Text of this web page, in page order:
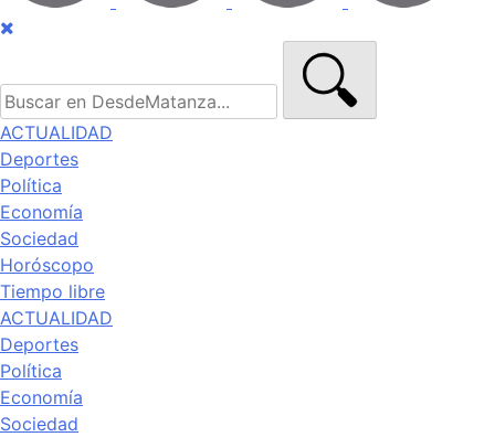
ACTUALIDAD
Deportes
Política
Economía
Sociedad
Horóscopo
Tiempo libre
ACTUALIDAD
Deportes
Política
Economía
Sociedad